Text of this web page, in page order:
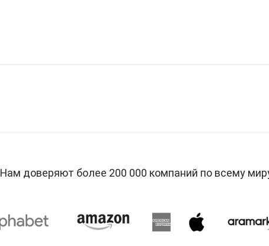
Нам доверяют более 200 000 компаний по всему